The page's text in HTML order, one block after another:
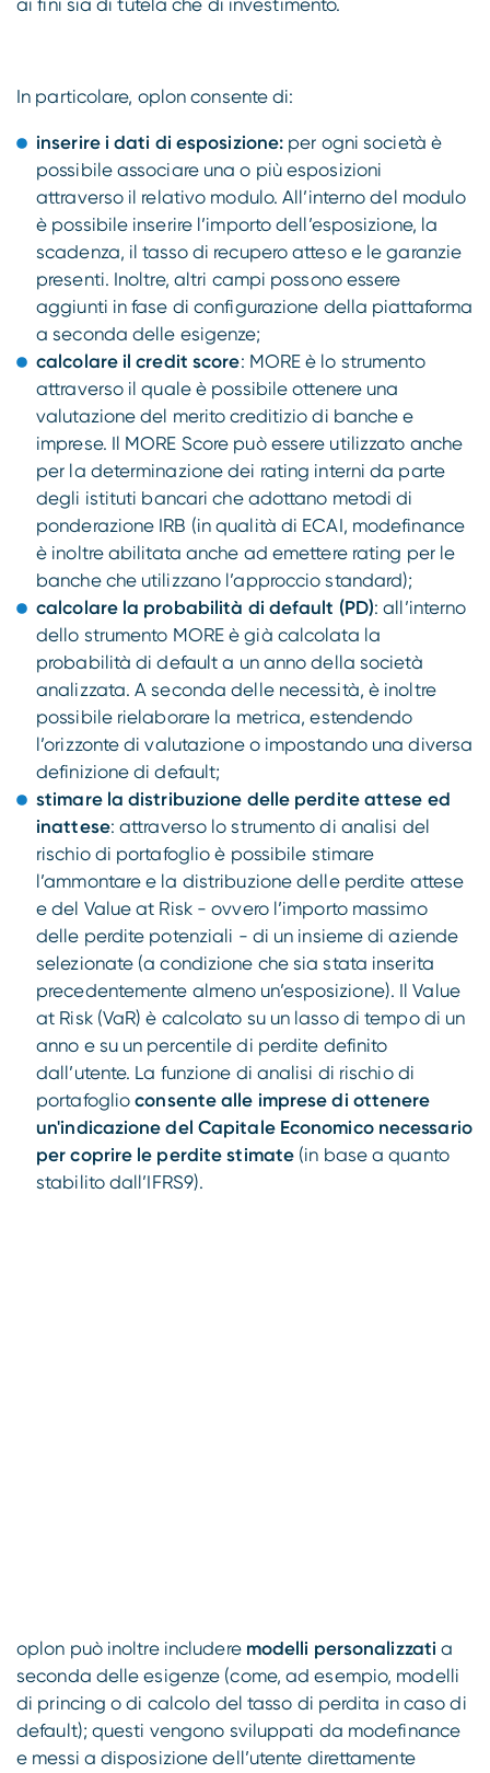
In particolare, oplon consente di:
inserire i dati di esposizione: per ogni società è
possibile associare una o più esposizioni
attraverso il relativo modulo. All’interno del modulo
è possibile inserire l’importo dell’esposizione, la
scadenza, il tasso di recupero atteso e le garanzie
presenti. Inoltre, altri campi possono essere
aggiunti in fase di configurazione della piattaforma
a seconda delle esigenze;
calcolare il credit score: MORE è lo strumento
attraverso il quale è possibile ottenere una
valutazione del merito creditizio di banche e
imprese. Il MORE Score può essere utilizzato anche
per la determinazione dei rating interni da parte
degli istituti bancari che adottano metodi di
ponderazione IRB (in qualità di ECAI, modefinance
è inoltre abilitata anche ad emettere rating per le
banche che utilizzano l’approccio standard);
calcolare la probabilità di default (PD): all’interno
dello strumento MORE è già calcolata la
probabilità di default a un anno della società
analizzata. A seconda delle necessità, è inoltre
possibile rielaborare la metrica, estendendo
l’orizzonte di valutazione o impostando una diversa
definizione di default;
stimare la distribuzione delle perdite attese ed
inattese: attraverso lo strumento di analisi del
rischio di portafoglio è possibile stimare
l’ammontare e la distribuzione delle perdite attese
e del Value at Risk - ovvero l’importo massimo
delle perdite potenziali - di un insieme di aziende
selezionate (a condizione che sia stata inserita
precedentemente almeno un’esposizione). Il Value
at Risk (VaR) è calcolato su un lasso di tempo di un
anno e su un percentile di perdite definito
dall’utente. La funzione di analisi di rischio di
portafoglioconsente alle imprese di ottenere
un'indicazione del Capitale Economico necessario
per coprire le perdite stimate (in base a quanto
stabilito dall’IFRS9).
oplon può inoltre includere modelli personalizzati a
seconda delle esigenze (come, ad esempio, modelli
di princing o di calcolo del tasso di perdita in caso di
default); questi vengono sviluppati da modefinance
e messi a disposizione dell’utente direttamente